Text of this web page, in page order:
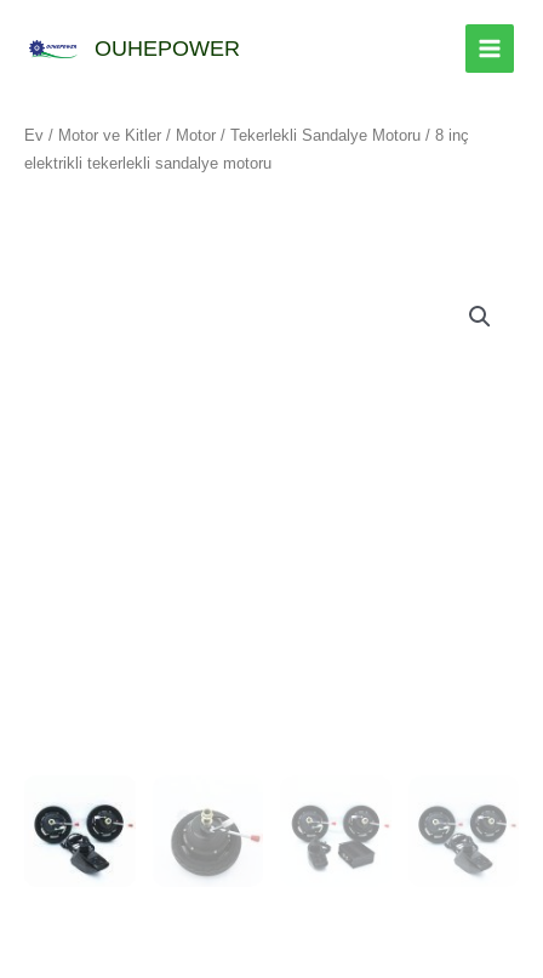
OUHEPOWER
Ev / Motor ve Kitler / Motor / Tekerlekli Sandalye Motoru / 8 inç
elektrikli tekerlekli sandalye motoru